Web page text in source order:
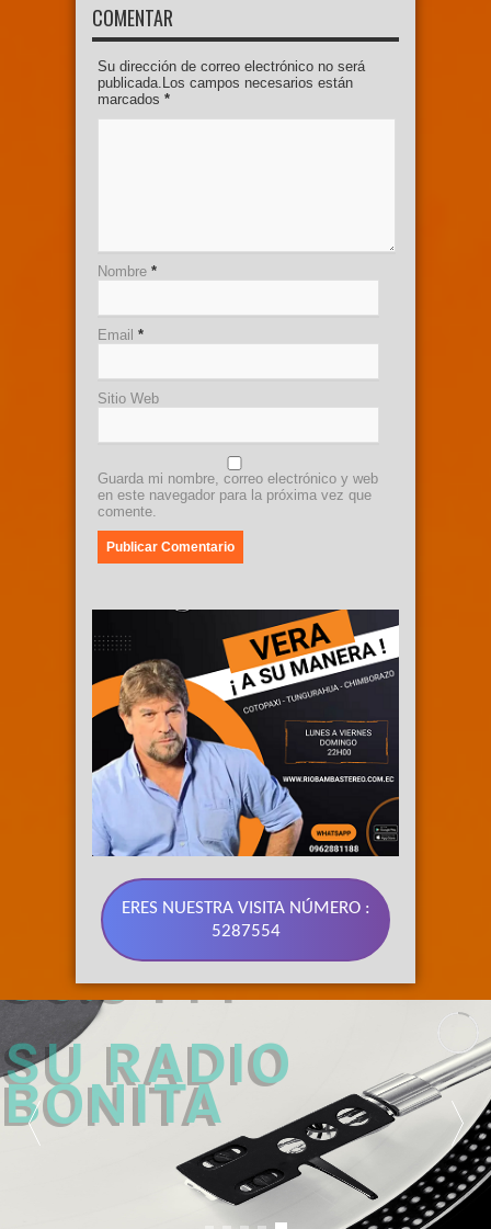
COMENTAR
Su dirección de correo electrónico no será
publicada.Los campos necesarios están
marcados *
Nombre *
Email *
Sitio Web
Guarda mi nombre, correo electrónico y web
en este navegador para la próxima vez que
comente.
ERES NUESTRA VISITA NÚMERO :
5287554
89.3 FM
SU RADIO
BONITA